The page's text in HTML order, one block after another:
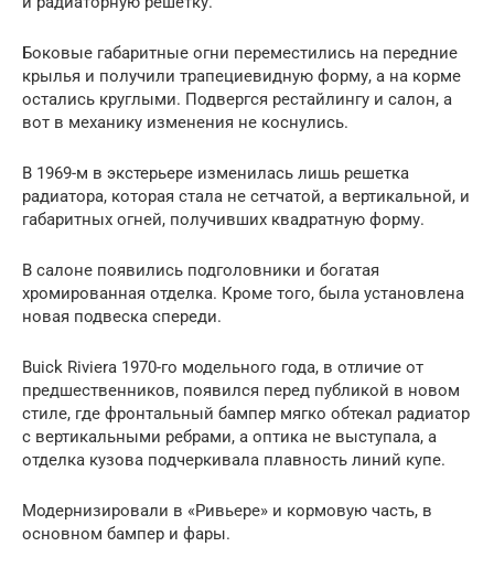
Боковые габаритные огни переместились на передние
крылья и получили трапециевидную форму, а на корме
остались круглыми. Подвергся рестайлингу и салон, а
вот в механику изменения не коснулись.
В 1969-м в экстерьере изменилась лишь решетка
радиатора, которая стала не сетчатой, а вертикальной, и
габаритных огней, получивших квадратную форму.
В салоне появились подголовники и богатая
хромированная отделка. Кроме того, была установлена
новая подвеска спереди.
Buick Riviera 1970-го модельного года, в отличие от
предшественников, появился перед публикой в новом
стиле, где фронтальный бампер мягко обтекал радиатор
с вертикальными ребрами, а оптика не выступала, а
отделка кузова подчеркивала плавность линий купе.
Модернизировали в «Ривьере» и кормовую часть, в
основном бампер и фары.